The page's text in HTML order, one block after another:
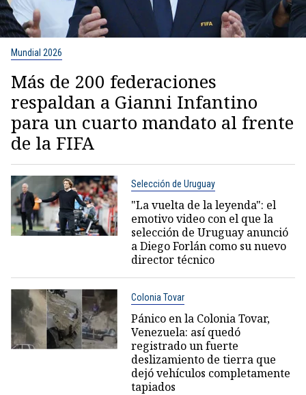
Mundial 2026
Más de 200 federaciones
respaldan a Gianni Infantino
para un cuarto mandato al frente
de la FIFA
Selección de Uruguay
"La vuelta de la leyenda": el
emotivo video con el que la
selección de Uruguay anunció
a Diego Forlán como su nuevo
director técnico
Colonia Tovar
Pánico en la Colonia Tovar,
Venezuela: así quedó
registrado un fuerte
deslizamiento de tierra que
dejó vehículos completamente
tapiados